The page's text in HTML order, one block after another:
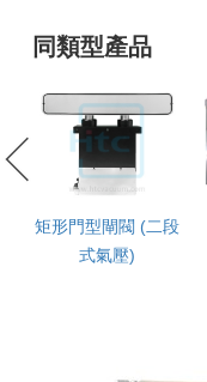
同類型產品
矩形門型閘閥 (二段
式氣壓)